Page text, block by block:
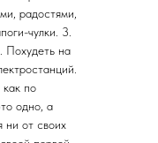
радостями,
чулки. 3.
Похудеть на
по
одно, а
ни от своих